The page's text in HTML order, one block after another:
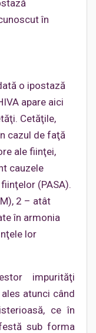
în
o ipostază
apare aici
Cetăţile,
cazul de faţă
ale fiinţei,
cauzele
(PASA).
2 – atât
în armonia
lor
impurităţi
atunci când
ce în
sub forma